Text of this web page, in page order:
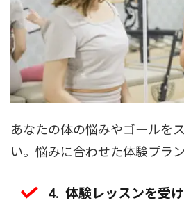
あなたの体の悩みやゴールを
い。悩みに合わせた体験プラ
体験レッスンを受